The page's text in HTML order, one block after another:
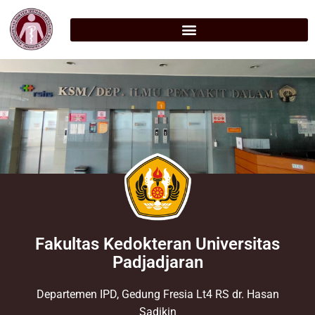
Fakultas Kedokteran Universitas
Padjadjaran
Departemen IPD, Gedung Fresia Lt4 RS dr. Hasan
Sadikin